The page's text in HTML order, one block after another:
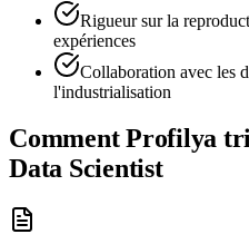
Rigueur sur la
expériences
Collaboration avec les
l'industrialisation
Comment Profilya
Data Scientist